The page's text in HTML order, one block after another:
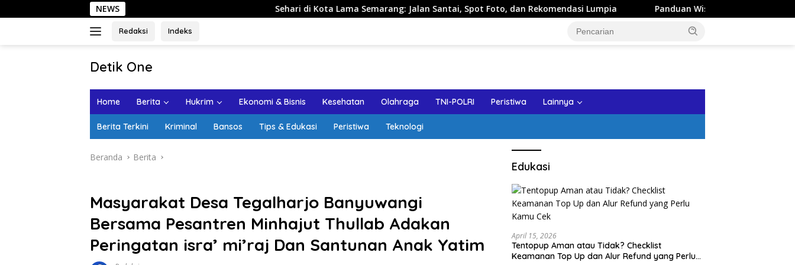
ke
NEWS Sehari di Kota Lama Semarang: Jalan Santai, Spot Foto, dan Rekomendasi Lumpia Panduan Wisata Keluarga ke Kota Batu: Itinerary
Redaksi Indeks
Detik One
Ungkap
Home Berita Hukrim Ekonomi & Bisnis Kesehatan Olahraga TNI-POLRI Peristiwa Lainnya
Berita Terkini Kriminal Bansos Tips & Edukasi Peristiwa Teknologi
Beranda Berita
Masyarakat Desa Tegalharjo Banyuwangi
Bersama Pesantren Minhajut Thullab Adakan
Peringatan isra’ mi’raj Dan Santunan Anak Yatim
Edukasi
April 15, 2026
Tentopup Aman atau Tidak? Checklist
Keamanan Top Up dan Alur Refund yang Perlu